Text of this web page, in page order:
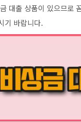
대출 상품이 있으므로
기 바랍니다.